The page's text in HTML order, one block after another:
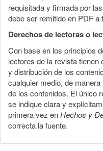
requisitada y firmada por
debe ser remitido en PDF
Derechos de lectoras o
Con base en los principios
lectores de la revista tienen
y distribución de los
cualquier medio, de
de los contenidos. El único
se indique clara y
primera vez enHechos y
correcta la fuente.